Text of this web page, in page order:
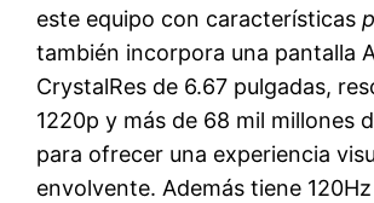
este equipo con características
también incorpora una pantalla
CrystalRes de 6.67 pulgadas,
1220p y más de 68 mil millones
para ofrecer una experiencia
envolvente. Además tiene